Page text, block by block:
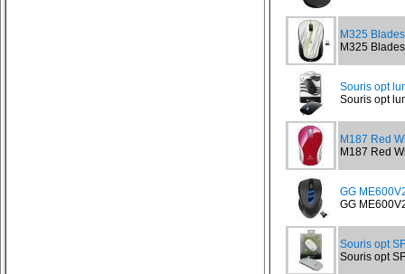
M325
M325
Souris opt
Souris opt
M187 Red
M187 Red
GG
GG
Souris opt
Souris opt